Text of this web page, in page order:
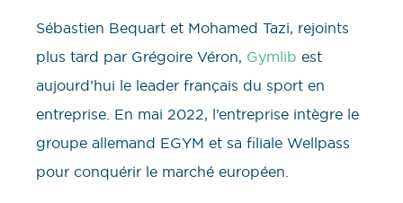
Sébastien Bequart et Mohamed Tazi, rejoints
plus tard par Grégoire Véron, Gymlib est
aujourd’hui le leader français du sport en
entreprise. En mai 2022, l’entreprise intègre le
groupe allemand EGYM et sa filiale Wellpass
pour conquérir le marché européen.